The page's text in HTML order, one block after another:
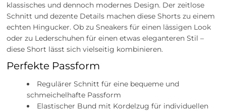
klassisches und dennoch modernes Design. Der zeitlose
Schnitt und dezente Details machen diese Shorts zu einem
echten Hingucker. Ob zu Sneakers für einen lässigen Look
oder zu Lederschuhen für einen etwas eleganteren Stil –
diese Short lässt sich vielseitig kombinieren.
Perfekte Passform
Regulärer Schnitt für eine bequeme und
schmeichelhafte Passform
Elastischer Bund mit Kordelzug für individuellen